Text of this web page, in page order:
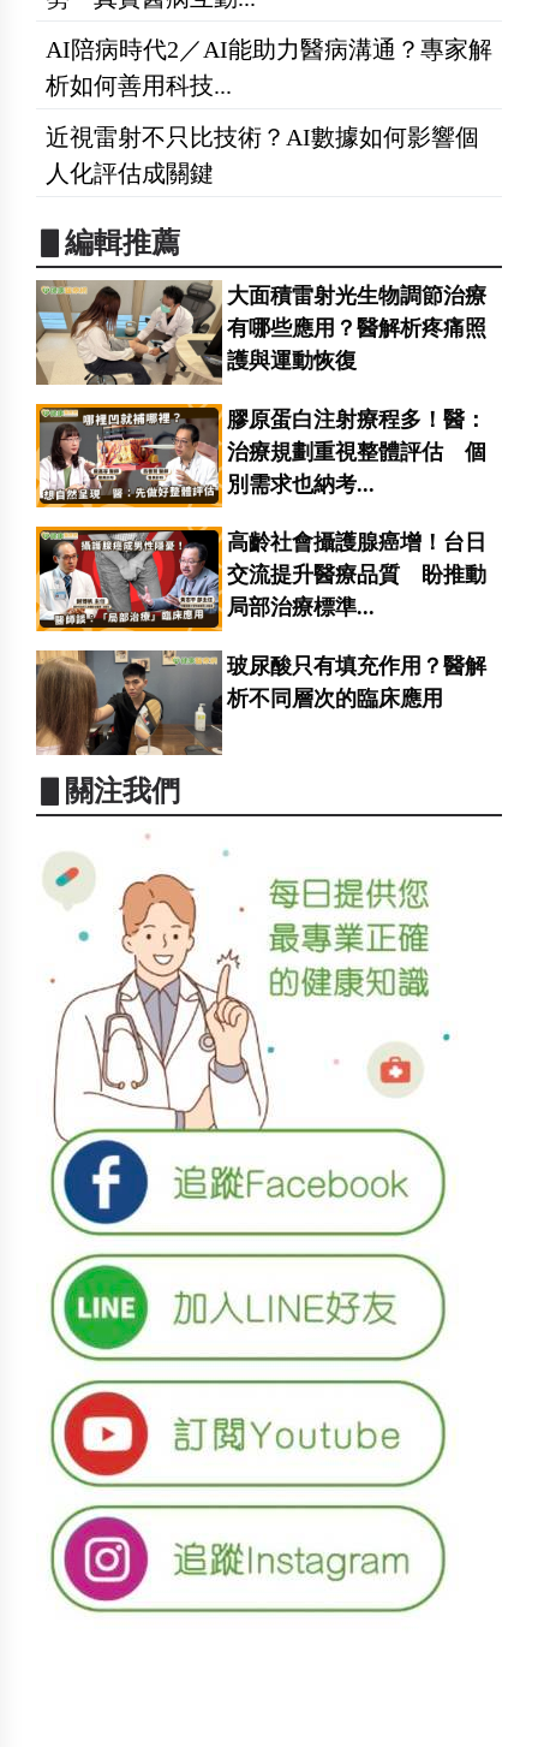
AI陪病時代2／AI能助力醫病溝通？專家解
析如何善用科技...
近視雷射不只比技術？AI數據如何影響個
人化評估成關鍵
▋編輯推薦
大面積雷射光生物調節治療
有哪些應用？醫解析疼痛照
護與運動恢復
膠原蛋白注射療程多！醫：
治療規劃重視整體評估 個
別需求也納考...
高齡社會攝護腺癌增！台日
交流提升醫療品質 盼推動
局部治療標準...
玻尿酸只有填充作用？醫解
析不同層次的臨床應用
▋關注我們